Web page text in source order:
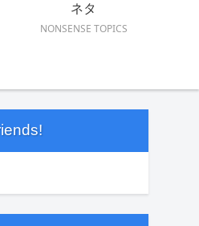
ネタ
NONSENSE TOPICS